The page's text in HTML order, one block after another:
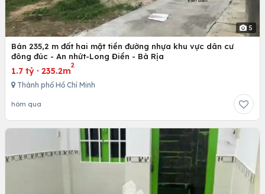
5
Bán 235,2 m đất hai mặt tiền đường nhựa khu vực dân cư
đông đúc - An nhứt-Long Điền - Bà Rịa
1.7 tỷ · 235.2m
2
Thành phố Hồ Chí Minh
hôm qua